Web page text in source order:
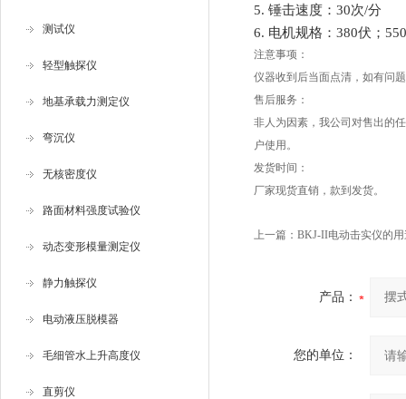
测试仪
轻型触探仪
地基承载力测定仪
弯沉仪
无核密度仪
路面材料强度试验仪
动态变形模量测定仪
静力触探仪
电动液压脱模器
毛细管水上升高度仪
直剪仪
5. 锤击速度： 30次/分
6. 电机规格： 380伏； 550
注意事项：
仪器收到后当面点清，如有问
售后服务：
非人为因素，我公司对售出的
户使用。
发货时间：
厂家现货直销，款到发货。
上一篇： BKJ-II电动击实仪的
产品：
您的单位：